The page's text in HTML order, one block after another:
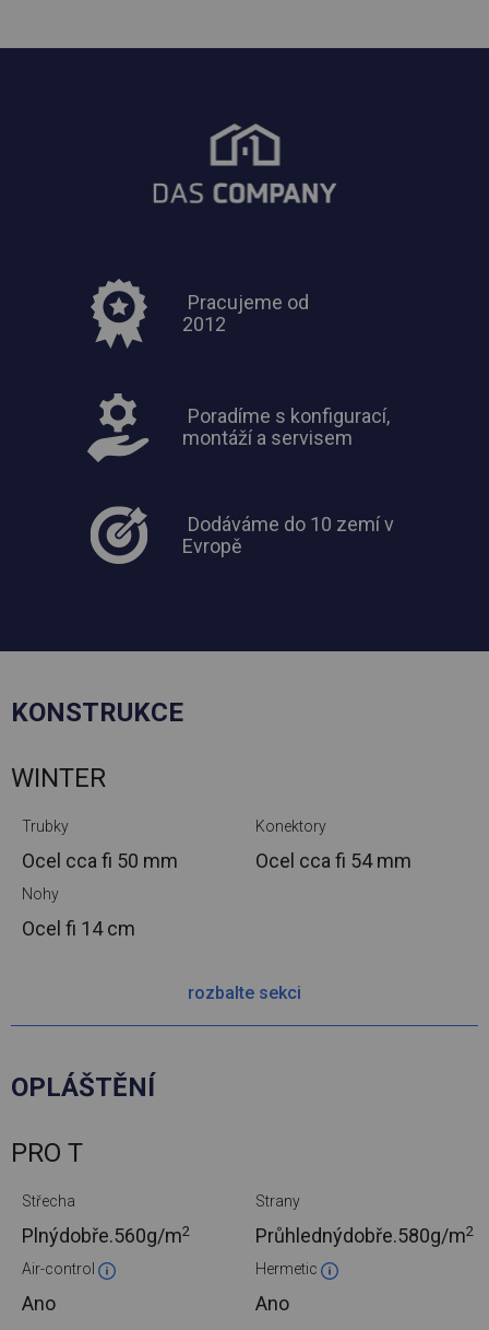
Pracujeme od
2012
Poradíme s konfigurací,
montáží a servisem
Dodáváme do 10 zemí v
Evropě
KONSTRUKCE
WINTER
Trubky
Ocel ccafi 50 mm
Konektory
Ocel ccafi 54 mm
Nohy
Ocel fi 14 cm
rozbalte sekci
OPLÁŠTĚNÍ
PRO T
Střecha
Plnýdobře.560g/m2
Strany
Průhlednýdobře.580g/m2
Air-control
Ano
Hermetic
Ano